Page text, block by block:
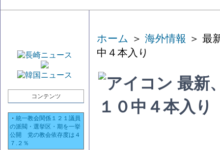
コンテンツ
・ 統一教会関係１２１議員
の派閥・選挙区・期を一挙
公開 党の教会依存度は４
７.２％
ホーム ＞ 海外情報 ＞ 最
中４本入り
最新
１０中４本入り